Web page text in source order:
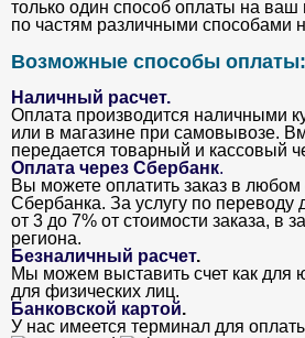
только один способ оплаты на ваш
по частям различными способами
Возможные способы оплаты:
Наличный расчет.
Оплата производится наличными
или в магазине при самовывозе.
передается товарный и кассовый
Оплата через Сбербанк.
Вы можете оплатить заказ в любом
Сбербанка. За услугу по переводу
от 3 до 7% от стоимости заказа, в
региона.
Безналичный расчет.
Мы можем выставить счет как для
для физических лиц.
Банковской картой.
У нас имеется терминал для